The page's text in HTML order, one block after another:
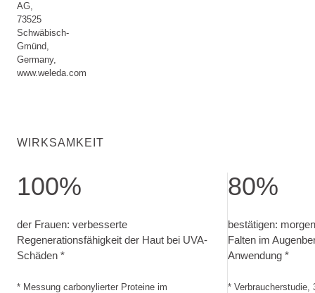
AG,
73525
Schwäbisch-
Gmünd,
Germany,
www.weleda.com
WIRKSAMKEIT
100%
der Frauen: verbesserte
Regenerationsfähigkeit der Haut bei UVA-
Schäden *
* Messung carbonylierter Proteine im
80%
bestätigen:
Falten im
Anwendung *
* Verbraucherstudie,